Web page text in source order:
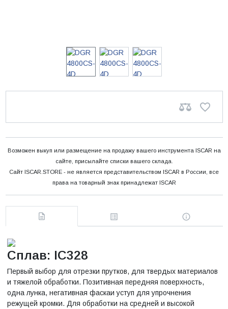
Возможен выкуп или размещение на продажу вашего инструмента ISCAR на
сайте, присылайте списки вашего склада.
Сайт ISCAR.STORE - не является представительством ISCAR в России, все
права на товарный знак принадлежат ISCAR
Сплав: IC328
Первый выбор для отрезки прутков, для твердых материалов
и тяжелой обработки. Позитивная передняя поверхность,
одна лунка, негативная фаскаи уступ для упрочнения
режущей кромки. Для обработки на средней и высокой